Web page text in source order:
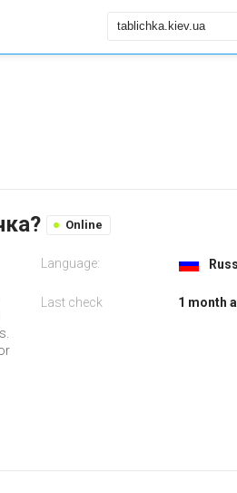
Online
Language:
Last check 1 month